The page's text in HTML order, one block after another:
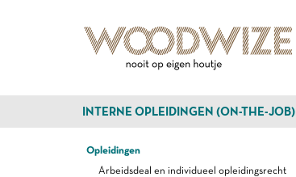
INTERNE OPLEIDINGEN (ON-THE-JOB)
Opleidingen
Arbeidsdeal en individueel opleidingsrecht